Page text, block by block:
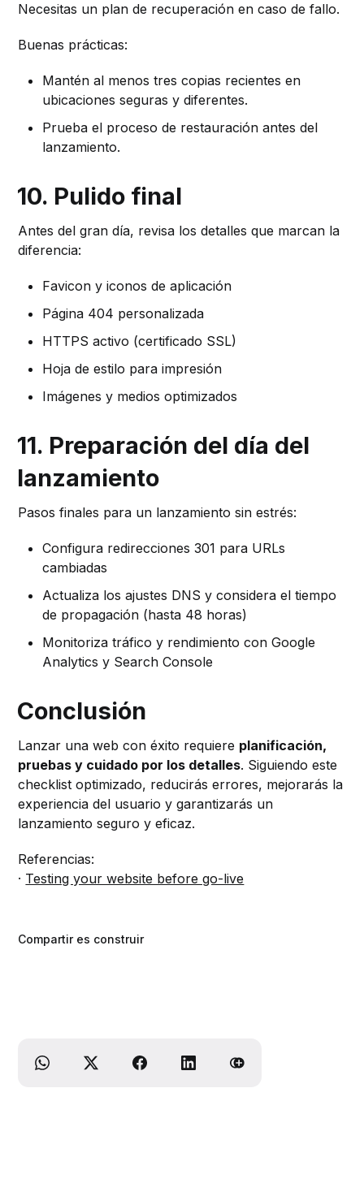
Necesitas un plan de recuperación en caso de fallo.
Buenas prácticas:
Mantén al menos tres copias recientes en
ubicaciones seguras y diferentes.
Prueba el proceso de restauración antes del
lanzamiento.
10. Pulido final
Antes del gran día, revisa los detalles que marcan la
diferencia:
Favicon y iconos de aplicación
Página 404 personalizada
HTTPS activo (certificado SSL)
Hoja de estilo para impresión
Imágenes y medios optimizados
11. Preparación del día del
lanzamiento
Pasos finales para un lanzamiento sin estrés:
Configura redirecciones 301 para URLs
cambiadas
Actualiza los ajustes DNS y considera el tiempo
de propagación (hasta 48 horas)
Monitoriza tráfico y rendimiento con Google
Analytics y Search Console
Conclusión
Lanzar una web con éxito requiere planificación,
pruebas y cuidado por los detalles. Siguiendo este
checklist optimizado, reducirás errores, mejorarás la
experiencia del usuario y garantizarás un
lanzamiento seguro y eficaz.
Referencias:
· Testing your website before go-live
Compartir es construir